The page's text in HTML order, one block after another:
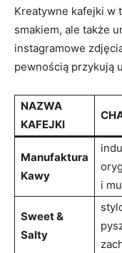
Kreatywne​ kafejki w
smakiem, ale ‍także​
instagramowe
⁤pewnością przykują
NAZWA
KAFEJKI
Manufaktura
Kawy
⁤i
Sweet ‌&
Salty